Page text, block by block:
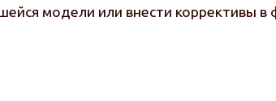
модели или внести коррективы